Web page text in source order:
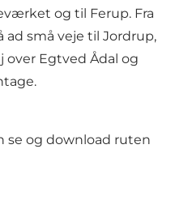
og til Ferup. Fra
små veje til Jordrup,
over Egtved Ådal og
se og download ruten